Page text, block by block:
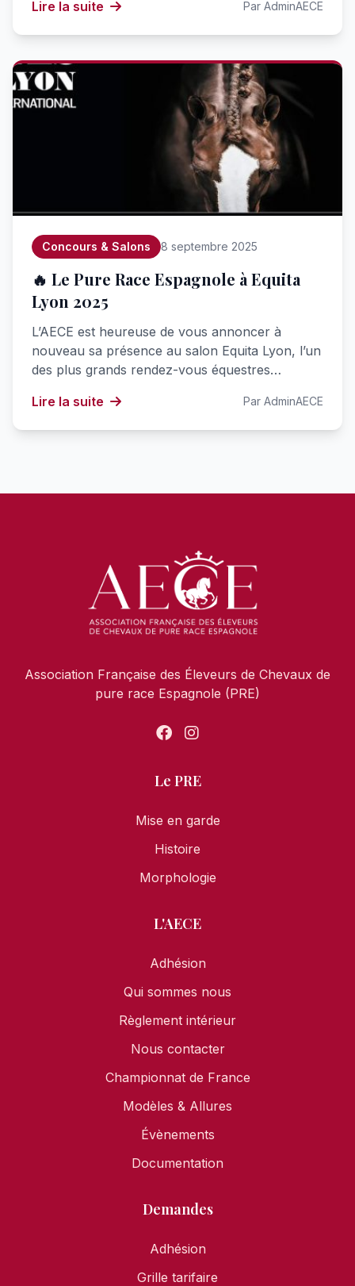
Lire la suite Par AdminAECE
Concours & Salons 8 septembre 2025
🔥 Le Pure Race Espagnole à Equita
Lyon 2025
L’AECE est heureuse de vous annoncer à
nouveau sa présence au salon Equita Lyon, l’un
des plus grands rendez-vous équestres…
Lire la suite
Par AdminAECE
Association Française des Éleveurs de Chevaux de
pure race Espagnole (PRE)
Le PRE
Mise en garde
Histoire
Morphologie
L'AECE
Adhésion
Qui sommes nous
Règlement intérieur
Nous contacter
Championnat de France
Modèles & Allures
Évènements
Documentation
Demandes
Adhésion
Grille tarifaire